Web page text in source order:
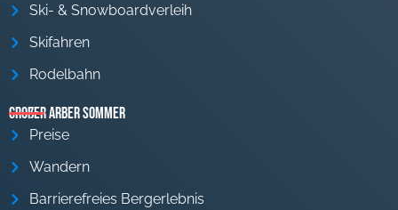
Ski- & Snowboardverleih
Skifahren
Rodelbahn
Großer Arber Sommer
Preise
Wandern
Barrierefreies Bergerlebnis